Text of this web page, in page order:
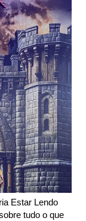
Estar Lendo
tudo o que